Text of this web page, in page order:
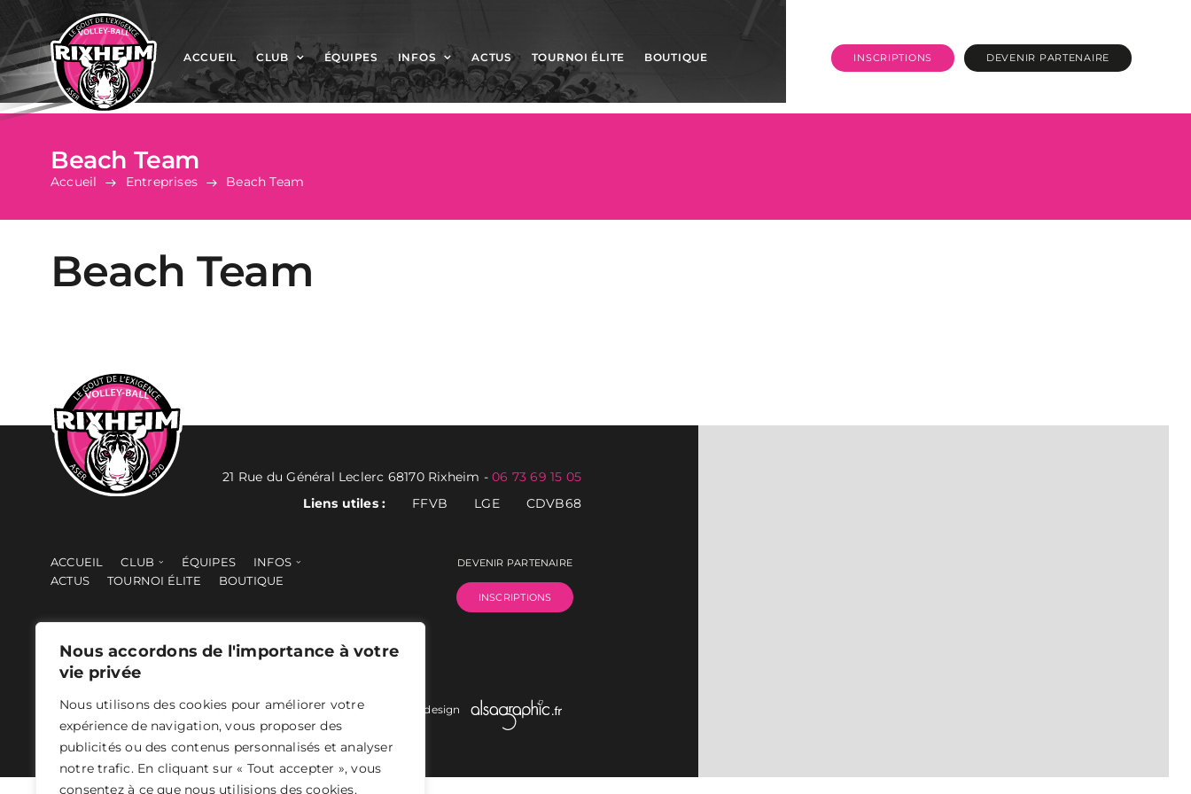
Nous accordons de l'importance à votre
vie privée
Nous utilisons des cookies pour améliorer votre
expérience de navigation, vous proposer des
publicités ou des contenus personnalisés et analyser
notre trafic. En cliquant sur « Tout accepter », vous
consentez à ce que nous utilisions des cookies.
Passer
contenu
ACCUEIL CLUB ÉQUIPES INFOS ACTUS TOURNOI ÉLITE BOUTIQUE INSCRIPTIONS DEVENIR PARTENAIRE
Beach Team
Accueil Entreprises Beach Team
Beach Team
21 Rue du Général Leclerc 68170 Rixheim -06 73 69 15 05
Liens utiles :
FFVB LGE CDVB68
ACCUEIL CLUB ÉQUIPES
INFOS
ACTUS
TOURNOI ÉLITE BOUTIQUE
DEVENIR PARTENAIRE
INSCRIPTIONS
ASER 2024 - Tous droits réservés -Mentions légales- Conception et design